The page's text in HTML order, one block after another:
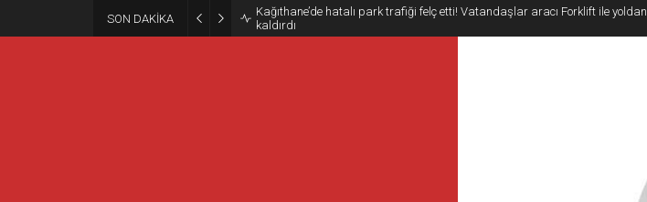
SON DAKİKA
Kağıthane’de hatalı park trafiği felç etti! Vatandaşlar aracı Forklift ile yoldan
kaldırdı